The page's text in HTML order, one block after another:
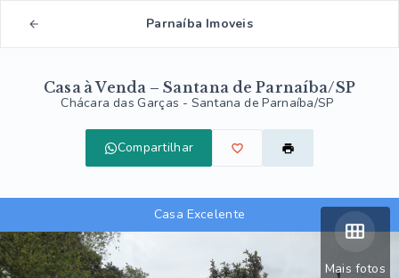
Parnaíba Imoveis
Casa à Venda – Santana de Parnaíba/SP
Chácara das Garças - Santana de Parnaíba/SP
Compartilhar
Mais fotos
Casa Excelente